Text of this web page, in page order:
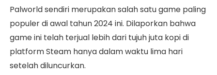
Palworld sendiri merupakan salah satu game paling
populer di awal tahun 2024 ini. Dilaporkan bahwa
game ini telah terjual lebih dari tujuh juta kopi di
platform Steam hanya dalam waktu lima hari
setelah diluncurkan.